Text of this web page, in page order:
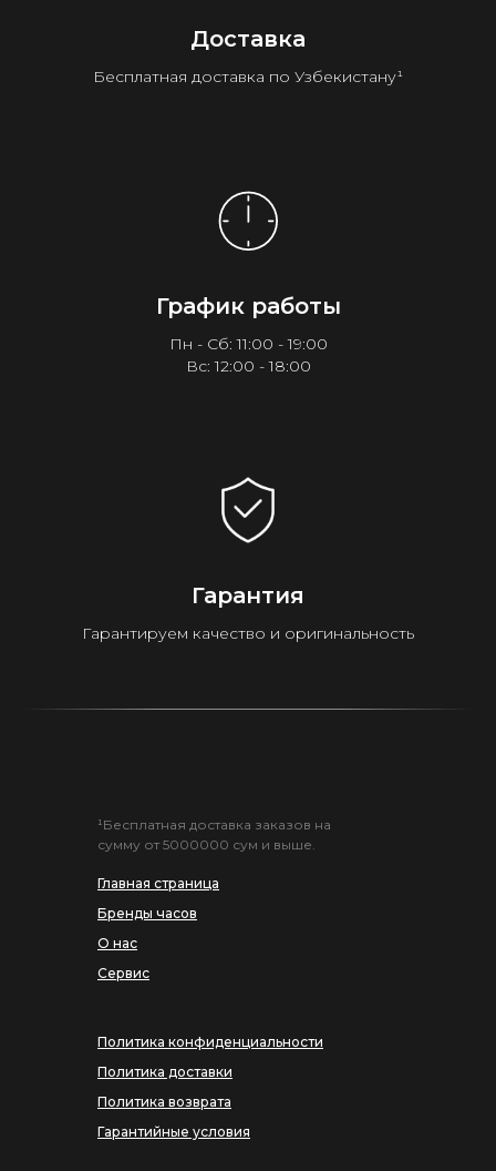
Доставка
Бесплатная доставка по Узбекистану¹
График работы
Пн - Сб: 11:00 - 19:00
Вс: 12:00 - 18:00
Гарантия
Гарантируем качество и оригинальность
Главная страница
Бренды часов
О нас
Сервис
¹Бесплатная доставка заказов на
сумму от 5000000 сум и выше.
Политика конфиденциальности
Политика доставки
Политика возврата
Гарантийные условия